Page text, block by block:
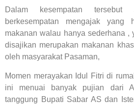
Dalam kesempatan
berkesempatan mengajak yang
makanan walau hanya sederhana ,
disajikan merupakan makanan
oleh masyarakat Pasaman,
Momen merayakan Idul Fitri di
ini menuai banyak pujian dari
tanggung Bupati Sabar AS dan